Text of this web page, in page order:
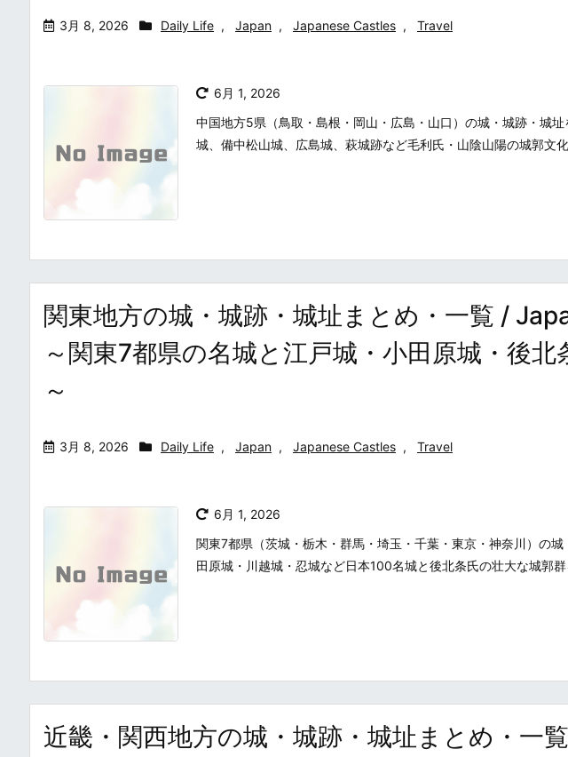
3月 8, 2026 Daily Life , Japan , Japanese Castles , Travel
6月 1, 2026
中国地方5県（鳥取・島根・岡山・広島・山口）の城・城跡・城
城、備中松山城、広島城、萩城跡など毛利氏・山陰山陽の城郭文化
関東地方の城・城跡・城址まとめ・一覧 /
～関東7都県の名城と江戸城・小田原城・後
～
3月 8, 2026 Daily Life , Japan , Japanese Castles , Travel
6月 1, 2026
関東7都県（茨城・栃木・群馬・埼玉・千葉・東京・神奈川）の
田原城・川越城・忍城など日本100名城と後北条氏の壮大な城郭群
近畿・関西地方の城・城跡・城址まとめ・一